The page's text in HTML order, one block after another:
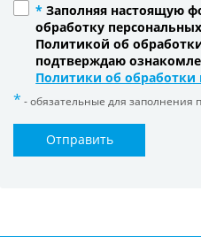
* Заполняя настоящую
обработку
Политикой об
подтверждаю
Политики об
- обязательные для заполнения
Отправить